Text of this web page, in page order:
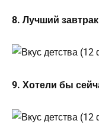
8. Лучший
9. Хотели бы